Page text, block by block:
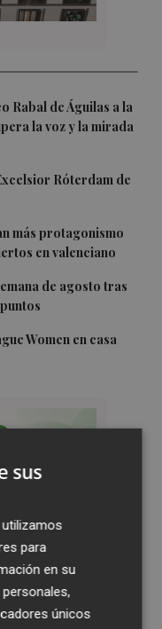
Rabal de Águilas a la
la voz y la mirada
Róterdam de
más protagonismo
en valenciano
de agosto tras
Women en casa
sus
para
en su
únicos